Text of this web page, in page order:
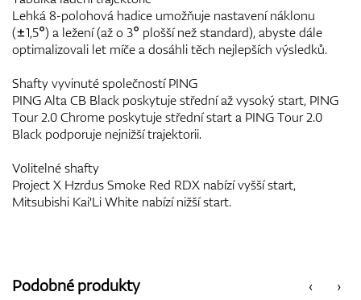
Lehká 8-polohová hadice umožňuje nastavení náklonu
(±1,5°) a ležení (až o 3° plošší než standard), abyste dále
optimalizovali let míče a dosáhli těch nejlepších výsledků.
Shafty vyvinuté společností PING
PING Alta CB Black poskytuje střední až vysoký start, PING
Tour 2.0 Chrome poskytuje střední start a PING Tour 2.0
Black podporuje nejnižší trajektorii.
Volitelné shafty
Project X Hzrdus Smoke Red RDX nabízí vyšší start,
Mitsubishi Kai'Li White nabízí nižší start.
‹
Podobné produkty ›